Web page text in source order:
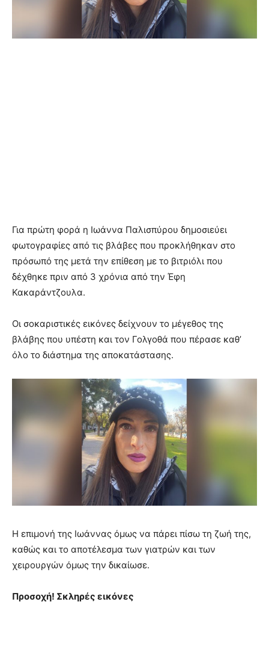
Για πρώτη φορά η Ιωάννα Παλισπύρου δημοσιεύει
φωτογραφίες από τις βλάβες που προκλήθηκαν στο
πρόσωπό της μετά την επίθεση με το βιτριόλι που
δέχθηκε πριν από 3 χρόνια από την Έφη
Κακαράντζουλα.
Οι σοκαριστικές εικόνες δείχνουν το μέγεθος της
βλάβης που υπέστη και τον Γολγοθά που πέρασε καθ’
όλο το διάστημα της αποκατάστασης.
Η επιμονή της Ιωάννας όμως να πάρει πίσω τη ζωή της,
καθώς και το αποτέλεσμα των γιατρών και των
χειρουργών όμως την δικαίωσε.
Προσοχή! Σκληρές εικόνες